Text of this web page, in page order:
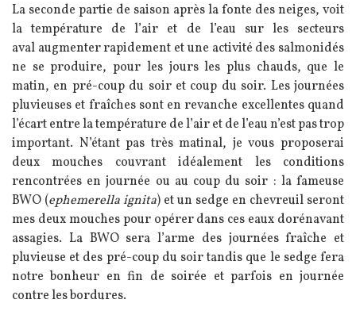
Texte
La seconde partie de saison après la fonte des neiges, voit
la température de l’air et de l’eau sur les secteurs
aval augmenter rapidement et une activité des salmonidés
ne se produire, pour les jours les plus chauds, que le
matin, en pré-coup du soir et coup du soir. Les journées
pluvieuses et fraîches sont en revanche excellentes quand
l’écart entre la température de l’air et de l’eau n’est pas trop
important. N’étant pas très matinal, je vous proposerai
deux mouches couvrant idéalement les conditions
rencontrées en journée ou au coup du soir : la fameuse
BWO (ephemerella ignita) et un sedge en chevreuil seront
mes deux mouches pour opérer dans ces eaux dorénavant
assagies. La BWO sera l’arme des journées fraîche et
pluvieuse et des pré-coup du soir tandis que le sedge fera
notre bonheur en fin de soirée et parfois en journée
contre les bordures.